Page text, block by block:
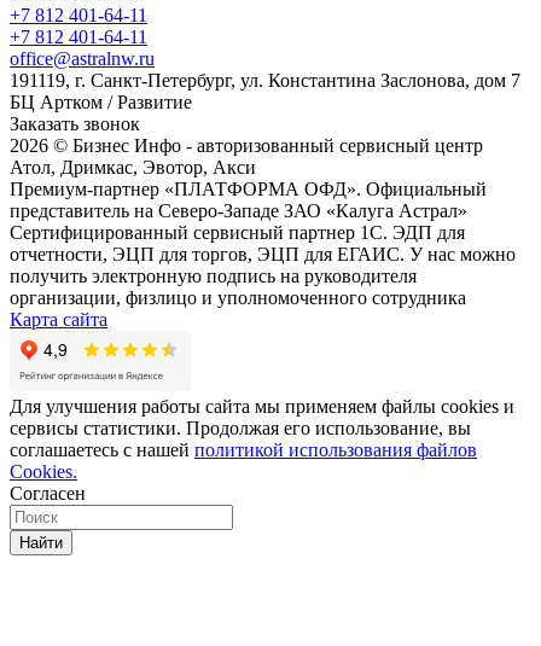
+7 812 401-64-11
+7 812 401-64-11
office@astralnw.ru
191119, г. Санкт-Петербург, ул. Константина Заслонова, дом 7
БЦ Артком / Развитие
Заказать звонок
2026 © Бизнес Инфо - авторизованный сервисный центр
Атол, Дримкас, Эвотор, Акси
Премиум-партнер «ПЛАТФОРМА ОФД». Официальный
представитель на Северо-Западе ЗАО «Калуга Астрал»
Сертифицированный сервисный партнер 1C. ЭДП для
отчетности, ЭЦП для торгов, ЭЦП для ЕГАИС. У нас можно
получить электронную подпись на руководителя
организации, физлицо и уполномоченного сотрудника
Карта сайта
Для улучшения работы сайта мы применяем файлы cookies и
сервисы статистики. Продолжая его использование, вы
соглашаетесь с нашей политикой использования файлов
Cookies.
Согласен
Найти